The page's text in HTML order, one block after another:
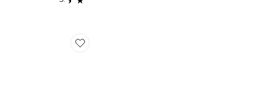
Favorite LOT DE SOINS DE LA PEAU JET LAG